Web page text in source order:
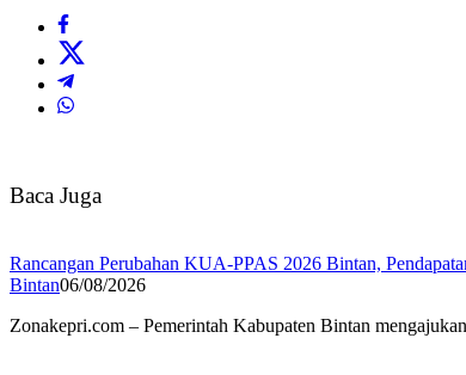
Baca Juga
Rancangan Perubahan KUA-PPAS 2026 Bintan,
Bintan06/08/2026
Zonakepri.com – Pemerintah Kabupaten Bintan